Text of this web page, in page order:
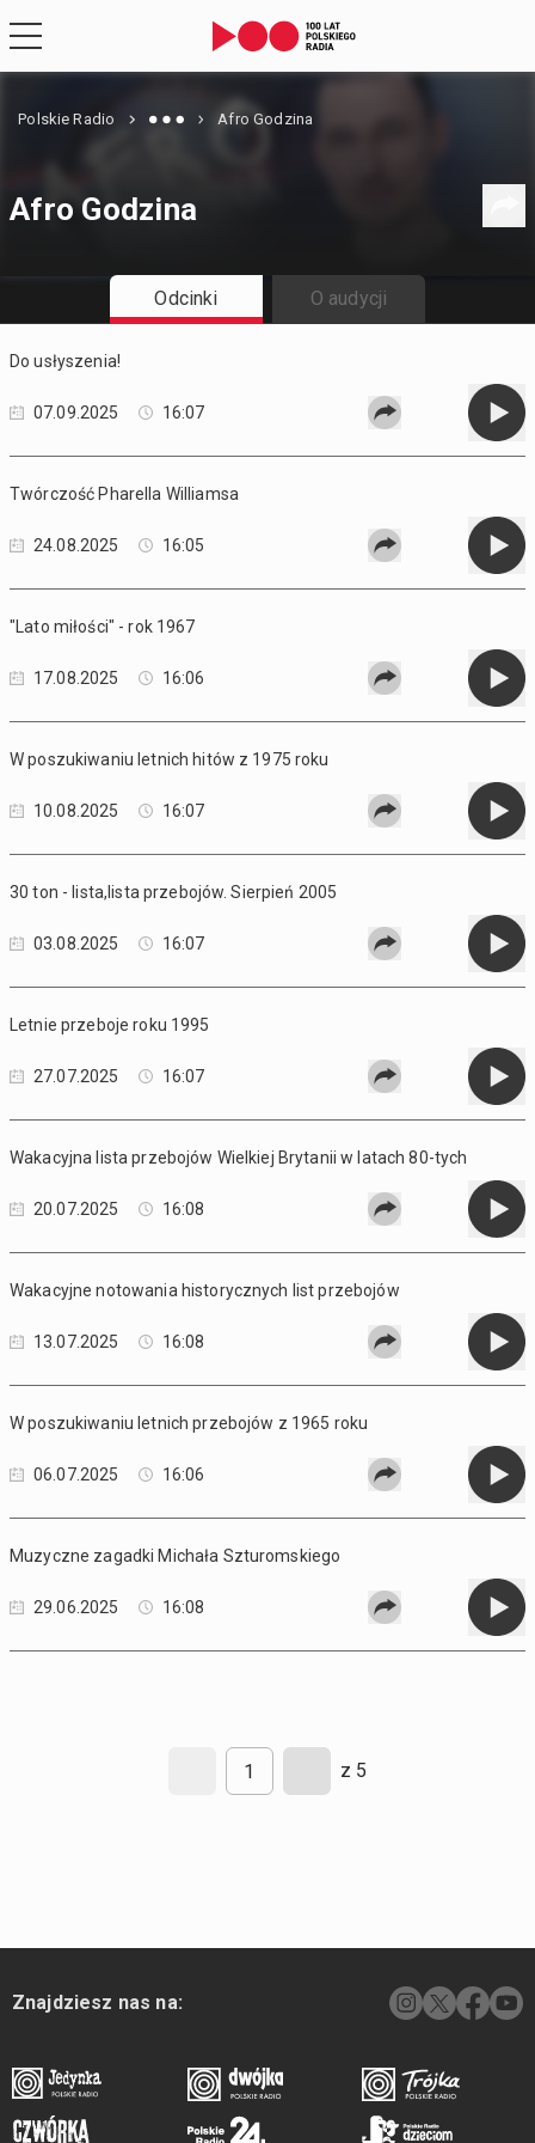
Polskie Radio Afro Godzina
Afro Godzina
Odcinki O audycji
Do usłyszenia!
07.09.2025 16:07
Twórczość Pharella Williamsa
24.08.2025 16:05
"Lato miłości" - rok 1967
17.08.2025 16:06
W poszukiwaniu letnich hitów z 1975 roku
10.08.2025 16:07
30 ton - lista,lista przebojów. Sierpień 2005
03.08.2025 16:07
Letnie przeboje roku 1995
27.07.2025 16:07
Wakacyjna lista przebojów Wielkiej Brytanii w latach 80-tych
20.07.2025 16:08
Wakacyjne notowania historycznych list przebojów
13.07.2025 16:08
W poszukiwaniu letnich przebojów z 1965 roku
06.07.2025 16:06
Muzyczne zagadki Michała Szturomskiego
29.06.2025 16:08
z 5
Znajdziesz nas na: